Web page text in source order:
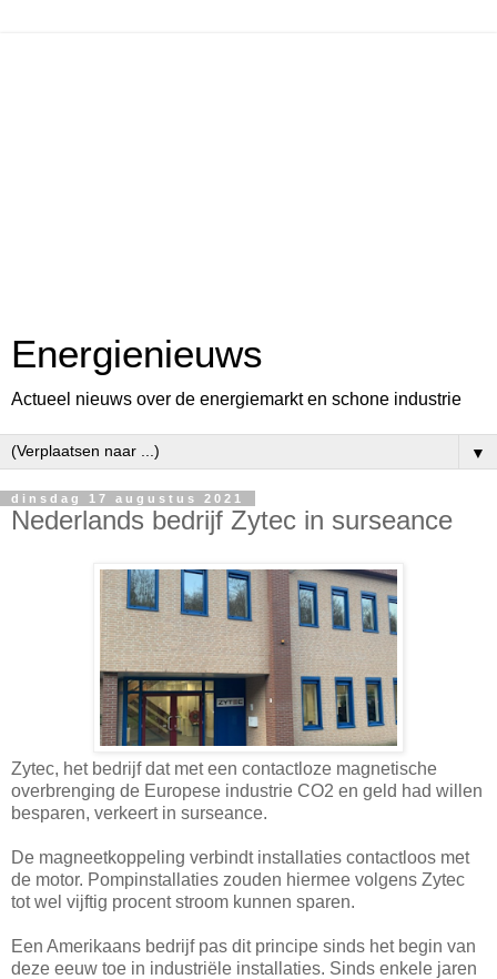
Energienieuws
Actueel nieuws over de energiemarkt en schone industrie
▼
dinsdag 17 augustus 2021
Nederlands bedrijf Zytec in surseance
Zytec, het bedrijf dat met een contactloze magnetische
overbrenging de Europese industrie CO2 en geld had willen
besparen, verkeert in surseance.
De magneetkoppeling verbindt installaties contactloos met
de motor. Pompinstallaties zouden hiermee volgens Zytec
tot wel vijftig procent stroom kunnen sparen.
Een Amerikaans bedrijf pas dit principe sinds het begin van
deze eeuw toe in industriële installaties. Sinds enkele jaren